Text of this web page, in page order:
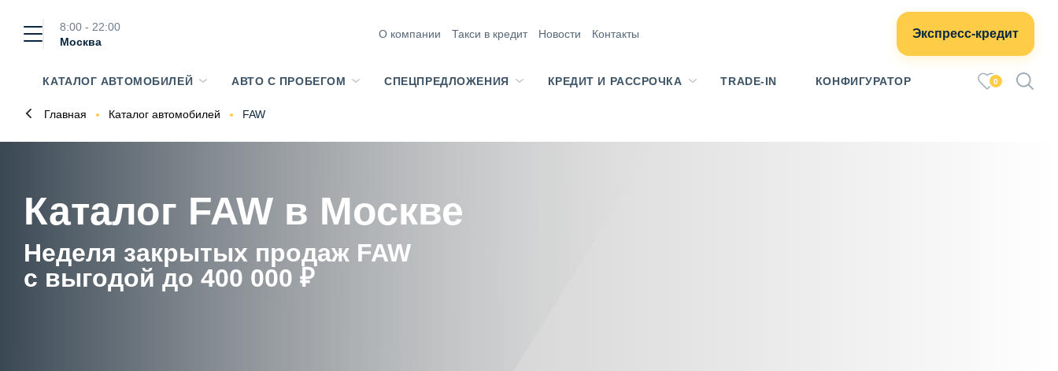
8:00 - 22:00
Москва
О компании Такси в кредит Новости Контакты Экспресс-кредит
КАТАЛОГ АВТОМОБИЛЕЙ АВТО С ПРОБЕГОМ СПЕЦПРЕДЛОЖЕНИЯ КРЕДИТ И РАССРОЧКА TRADE-IN КОНФИГУРАТОР 0
Главная Каталог автомобилей FAW
Каталог FAW в Москве
Неделя закрытых продаж FAW
с выгодой до 400 000 ₽